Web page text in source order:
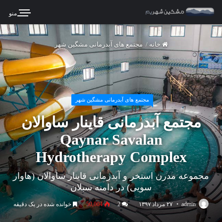
منو
خانه / مجتمع های آبدرمانی مشگین شهر
مجتمع های آبدرمانی مشگین شهر
مجتمع آبدرمانی قاینار ساوالان
Qaynar Savalan
Hydrotherapy Complex
مجموعه مدرن استخر و آبدرمانی قاینار ساوالان (هاوار
سویی) در دامنه سبلان
admin ۲۷ مرداد ۱۳۹۷ 2
50,004 خوانده شده در یک دقیقه